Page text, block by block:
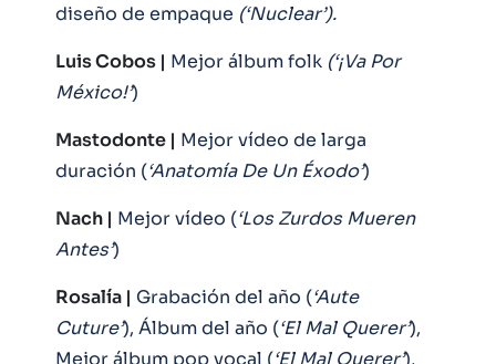
diseño de empaque (‘Nuclear’).
Luis Cobos | Mejor álbum folk (‘¡Va Por
México!’)
Mastodonte | Mejor vídeo de larga
duración (‘Anatomía De Un Éxodo’)
Nach | Mejor vídeo (‘Los Zurdos Mueren
Antes’)
Rosalía | Grabación del año (‘Aute
Cuture’), Álbum del año (‘El Mal Querer’),
Mejor álbum pop vocal (‘El Mal Querer’),